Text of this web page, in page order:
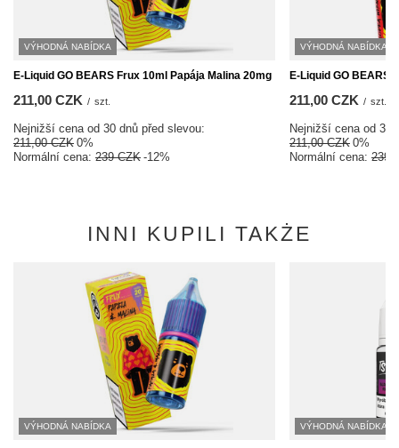
VÝHODNÁ NABÍDKA
E-Liquid GO BEARS Frux 10ml Papája Malina 20mg
211,00 CZK / szt.
Nejnižší cena od 30 dnů před slevou:
211,00 CZK 0%
Normální cena: 239 CZK -12%
VÝHODNÁ NABÍDKA
E-Liquid GO BEARS
211,00 CZK / szt.
Nejnižší cena od 30
211,00 CZK 0%
Normální cena: 239
INNI KUPILI TAKŻE
VÝHODNÁ NABÍDKA VÝHODNÁ NABÍDKA